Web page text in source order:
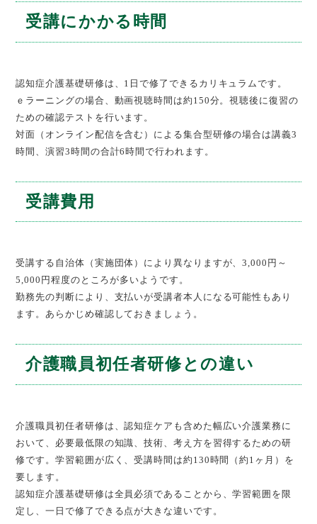
受講にかかる時間
認知症介護基礎研修は、1日で修了できるカリキュラムです。
ｅラーニングの場合、動画視聴時間は約150分。視聴後に復習の
ための確認テストを行います。
対面（オンライン配信を含む）による集合型研修の場合は講義3
時間、演習3時間の合計6時間で行われます。
受講費用
受講する自治体（実施団体）により異なりますが、3,000円～
5,000円程度のところが多いようです。
勤務先の判断により、支払いが受講者本人になる可能性もあり
ます。あらかじめ確認しておきましょう。
介護職員初任者研修との違い
介護職員初任者研修は、認知症ケアも含めた幅広い介護業務に
おいて、必要最低限の知識、技術、考え方を習得するための研
修です。学習範囲が広く、受講時間は約130時間（約1ヶ月）を
要します。
認知症介護基礎研修は全員必須であることから、学習範囲を限
定し、一日で修了できる点が大きな違いです。